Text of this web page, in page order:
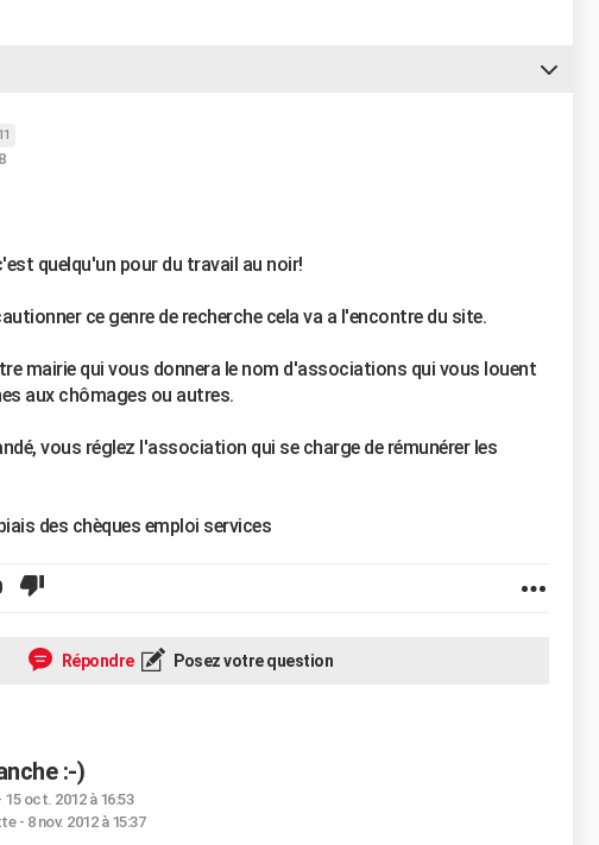
quelqu'un pour du travail au noir!
ce genre de recherche cela va a l'encontre du site.
mairie qui vous donnera le nom d'associations qui vous louent
aux chômages ou autres.
vous réglez l'association qui se charge de rémunérer les
des chèques emploi services
Répondre Posez votre question
:-)
15 oct. 2012 à 16:53
- 8 nov. 2012 à 15:37